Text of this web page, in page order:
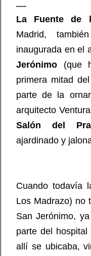
La Fuente de
Madrid,
inaugurada en el
Jerónimo (que
primera mitad
parte de la
arquitecto
Salón del
ajardinado y
Cuando todavía
Los Madrazo) no
San Jerónimo,
parte del
allí se ubicaba,